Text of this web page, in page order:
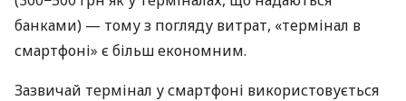
банками) — тому з погляду витрат, «термінал в
смартфоні» є більш економним.
Зазвичай термінал у смартфоні використовується